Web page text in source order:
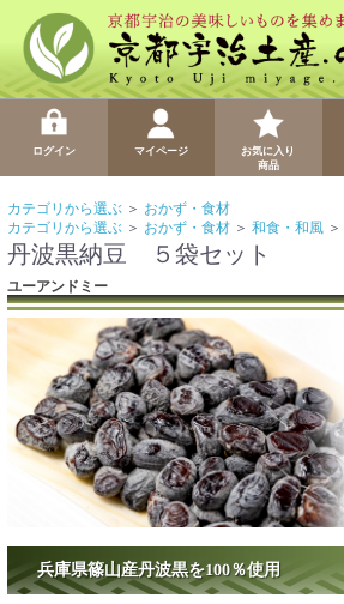
ログイン マイページ
お気に入り
商品
カテゴリから選ぶ ＞ おかず・食材
カテゴリから選ぶ ＞ おかず・食材 ＞ 和食・和風 ＞
丹波黒納豆 ５袋セット
ユーアンドミー
兵庫県篠山産丹波黒を100％使用